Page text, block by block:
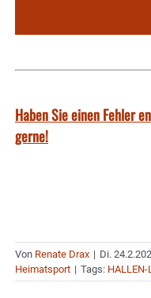
Haben Sie einen Fehler
gerne!
Von Renate Drax | Di.
Heimatsport | Tags: HALLEN-